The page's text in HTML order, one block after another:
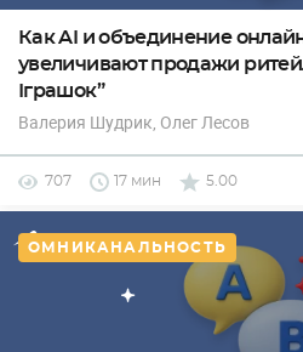
Как AI и объединение
увеличивают продажи
Іграшок”
Валерия Шудрик, Олег Лесов
707 17 мин 5.00
ОМНИКАНАЛЬНОСТЬ